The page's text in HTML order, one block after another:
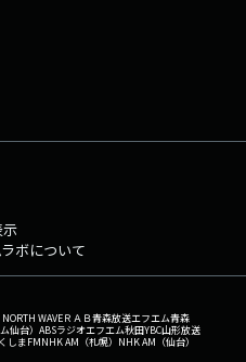
ボについて
NORTH WAVEＲＡＢ青森放送エフエム青森
仙台） ABSラジオエフエム秋田YBC山形放送
しまFMNHK AM（札幌） NHK AM（仙台）